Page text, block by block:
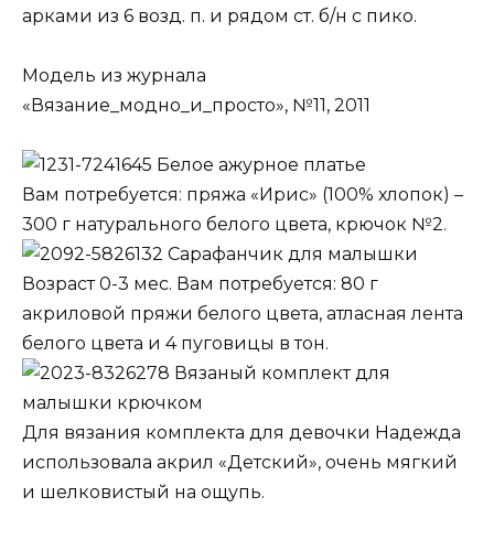
арками из 6 возд. п. и рядом ст. б/н с пико.
Модель из журнала
«Вязание_модно_и_просто», №11, 2011
Белое ажурное платье
Вам потребуется: пряжа «Ирис» (100% хлопок) –
300 г натурального белого цвета, крючок №2.
Сарафанчик для малышки
Возраст 0-3 мес. Вам потребуется: 80 г
акриловой пряжи белого цвета, атласная лента
белого цвета и 4 пуговицы в тон.
Вязаный комплект для
малышки крючком
Для вязания комплекта для девочки Надежда
использовала акрил «Детский», очень мягкий
и шелковистый на ощупь.